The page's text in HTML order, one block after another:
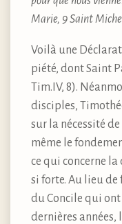
Marie, 9 Saint
Voilà une
piété, dont Saint
Tim.IV, 8).
disciples,
sur la nécessité
même le
ce qui concerne la
si forte. Au lieu
du Concile qui ont
dernières